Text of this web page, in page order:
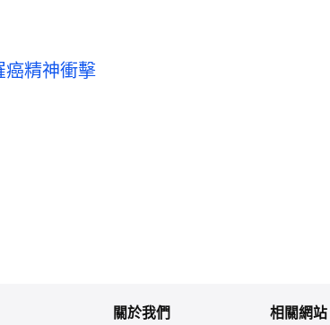
癌精神衝擊
關於我們 相關網站